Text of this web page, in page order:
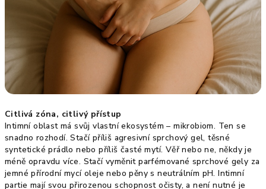
Citlivá zóna, citlivý přístup
Intimní oblast má svůj vlastní ekosystém – mikrobiom. Ten se
snadno rozhodí. Stačí příliš agresivní sprchový gel, těsné
syntetické prádlo nebo příliš časté mytí. Věř nebo ne, někdy je
méně opravdu více. Stačí vyměnit parfémované sprchové gely za
jemné přírodní mycí oleje nebo pěny s neutrálním pH. Intimní
partie mají svou přirozenou schopnost očisty, a není nutné je